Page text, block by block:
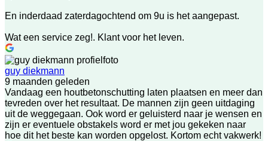
En inderdaad zaterdagochtend om 9u is het aangepast.
Wat een service zeg!. Klant voor het leven.
guy diekmann
9 maanden geleden
Vandaag een houtbetonschutting laten plaatsen en meer dan
tevreden over het resultaat. De mannen zijn geen uitdaging
uit de weggegaan. Ook word er geluisterd naar je wensen en
zijn er eventuele obstakels word er met jou gekeken naar
hoe dit het beste kan worden opgelost. Kortom echt vakwerk!